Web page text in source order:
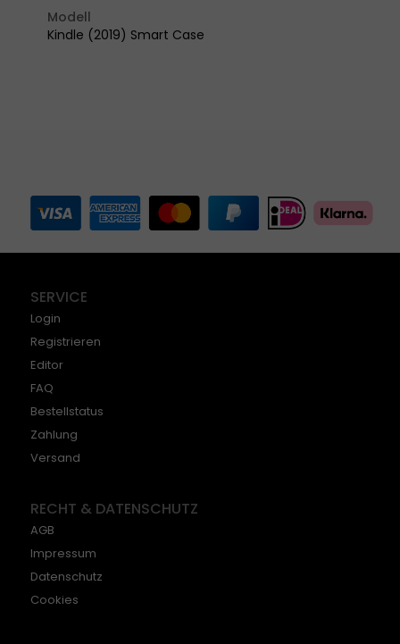
Modell
Kindle (2019) Smart Case
SERVICE
Login
Registrieren
Editor
FAQ
Bestellstatus
Zahlung
Versand
RECHT & DATENSCHUTZ
AGB
Impressum
Datenschutz
Cookies